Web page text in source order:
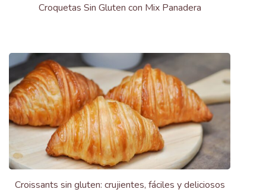
Croquetas Sin Gluten con Mix Panadera
Croissants sin gluten: crujientes, fáciles y deliciosos